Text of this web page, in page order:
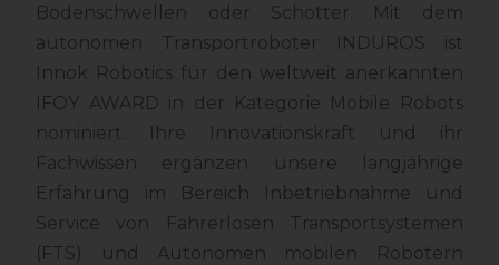
Bodenschwellen oder Schotter. Mit dem
autonomen Transportroboter INDUROS ist
Innok Robotics für den weltweit anerkannten
IFOY AWARD in der Kategorie Mobile Robots
nominiert. Ihre Innovationskraft und ihr
Fachwissen ergänzen unsere langjährige
Erfahrung im Bereich Inbetriebnahme und
Service von Fahrerlosen Transportsystemen
(FTS) und Autonomen mobilen Robotern